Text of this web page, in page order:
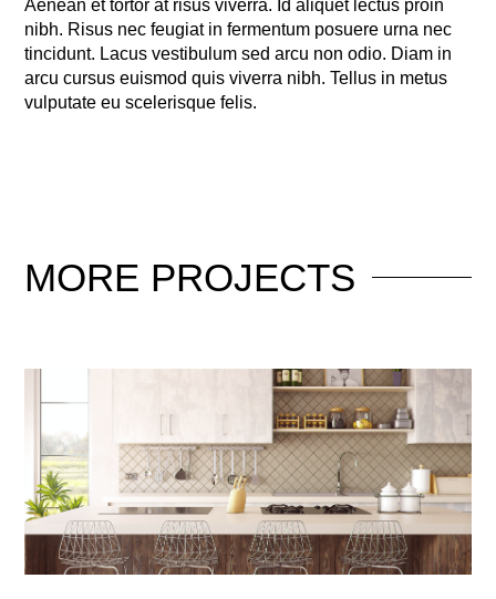
Aenean et tortor at risus viverra. Id aliquet lectus proin
nibh. Risus nec feugiat in fermentum posuere urna nec
tincidunt. Lacus vestibulum sed arcu non odio. Diam in
arcu cursus euismod quis viverra nibh. Tellus in metus
vulputate eu scelerisque felis.
MORE PROJECTS